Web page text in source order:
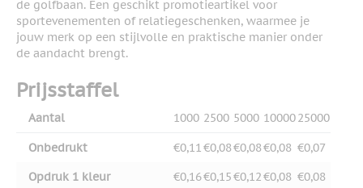
de golfbaan. Een geschikt promotieartikel voor
sportevenementen of relatiegeschenken, waarmee je
jouw merk op een stijlvolle en praktische manier onder
de aandacht brengt.
Prijsstaffel
Aantal 1000 2500 5000 1000025000
Onbedrukt €0,11€0,08€0,08€0,08 €0,07
Opdruk 1 kleur
€0,16€0,15€0,12€0,08 €0,08